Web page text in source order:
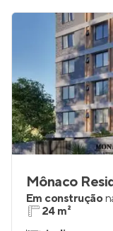
Mônaco
Em construção
24 m²